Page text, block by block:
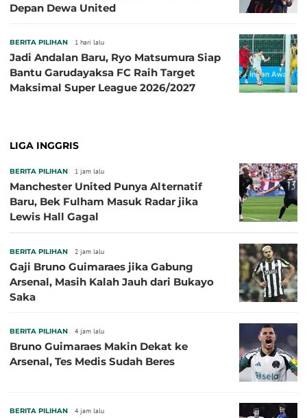
Depan Dewa United
BERITA PILIHAN 1 hari lalu
Jadi Andalan Baru, Ryo Matsumura Siap
Bantu Garudayaksa FC Raih Target
Maksimal Super League 2026/2027
LIGA INGGRIS
BERITA PILIHAN 1 jam lalu
Manchester United Punya Alternatif
Baru, Bek Fulham Masuk Radar jika
Lewis Hall Gagal
BERITA PILIHAN 2 jam lalu
Gaji Bruno Guimaraes jika Gabung
Arsenal, Masih Kalah Jauh dari Bukayo
Saka
BERITA PILIHAN 4 jam lalu
Bruno Guimaraes Makin Dekat ke
Arsenal, Tes Medis Sudah Beres
BERITA PILIHAN 4 jam lalu